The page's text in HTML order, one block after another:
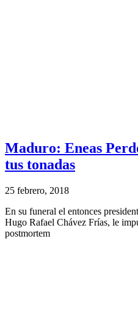
Maduro: Eneas
tus tonadas
25 febrero, 2018
En su funeral el entonces
Hugo Rafael Chávez Frías, le
postmortem